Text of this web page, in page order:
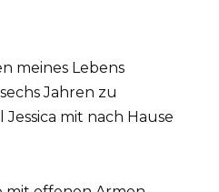
meines Lebens
Jahren zu
mit nach Hause